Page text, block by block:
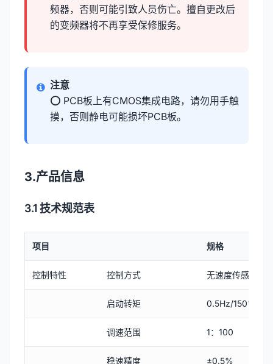
频器，否则可能引致人员伤亡。擅自更改后
的变频器将不再享受保修服务。
注意
⭕ PCB板上有CMOS集成电路，请勿用手触
摸，否则静电可能损坏PCB板。
3.产品信息
3.1 技术规范表
项目 规格
控制特性 控制方式 无速度传感器矢
启动转矩 0.5Hz/150%
调速范围 1：100
稳速精度 ±0.5%